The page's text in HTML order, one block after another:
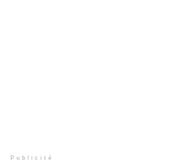
Publicité